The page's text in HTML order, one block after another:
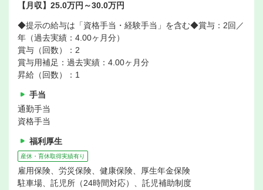
【月収】25.0万円～30.0万円
◆提示の給与は「資格手当・経験手当」を含む◆賞与：2回／
年（過去実績：4.00ヶ月分）
賞与（回数）：2
賞与用補足：過去実績：4.00ヶ月分
昇給（回数）：1
手当
通勤手当
資格手当
福利厚生
産休・育休取得実績有り
雇用保険、労災保険、健康保険、厚生年金保険
駐車場、託児所（24時間対応）、託児補助制度